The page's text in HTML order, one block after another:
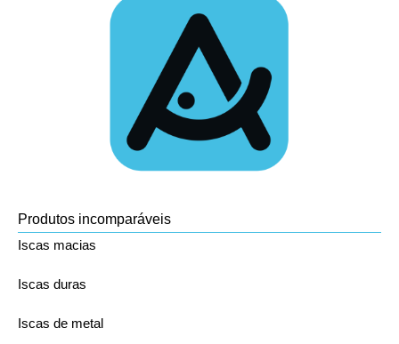
Produtos incomparáveis
Iscas macias
Iscas duras
Iscas de metal